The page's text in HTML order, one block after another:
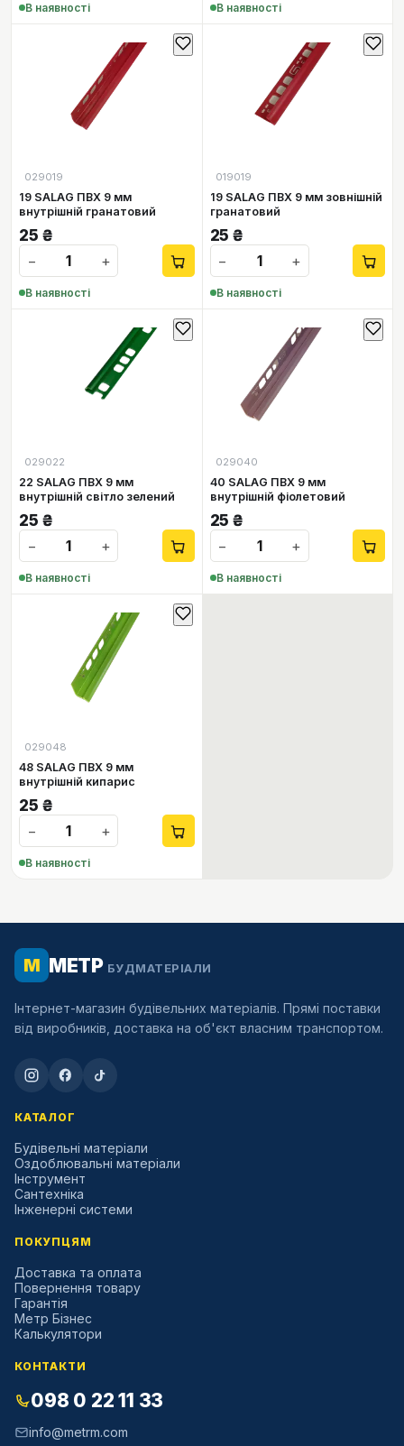
В наявності В наявності
029019
19 SALAG ПВХ 9 мм
внутрішній гранатовий
25 ₴
−
+
В наявності
019019
19 SALAG ПВХ 9 мм зовнішній
гранатовий
25 ₴
−
+
В наявності
029022
22 SALAG ПВХ 9 мм
внутрішній світло зелений
25 ₴
−
+
В наявності
029040
40 SALAG ПВХ 9 мм
внутрішній фіолетовий
25 ₴
−
+
В наявності
029048
48 SALAG ПВХ 9 мм
внутрішній кипарис
25 ₴
−
+
В наявності
М МЕТР БУДМАТЕРІАЛИ
Інтернет-магазин будівельних матеріалів. Прямі поставки
від виробників, доставка на об'єкт власним транспортом.
КАТАЛОГ
Будівельні матеріали
Оздоблювальні матеріали
Інструмент
Сантехніка
Інженерні системи
ПОКУПЦЯМ
Доставка та оплата
Повернення товару
Гарантія
Метр Бізнес
Калькулятори
КОНТАКТИ
098 0 22 11 33
info@metrm.com